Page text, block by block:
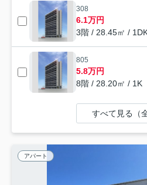
308
6.1万円
3階 / 28.45㎡ /
805
5.8万円
8階 / 28.20㎡ / 1K
すべて見る（
アパート